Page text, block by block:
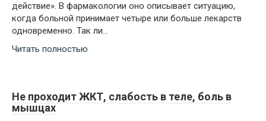
действие». В фармакологии оно описывает ситуацию,
когда больной принимает четыре или больше лекарств
одновременно. Так ли…
Читать полностью
Не проходит ЖКТ, слабость в теле, боль в
мышцах